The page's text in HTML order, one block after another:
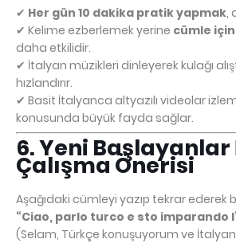
✔ Her gün 10 dakika pratik yapmak,
✔ Kelime ezberlemek yerine cümle
daha etkilidir.
✔ İtalyan müzikleri dinleyerek kulağı
hızlandırır.
✔ Basit İtalyanca altyazılı videolar
konusunda büyük fayda sağlar.
6. Yeni
Çalışma Önerisi
Aşağıdaki cümleyi yazıp tekrar ederek
“Ciao, parlo turco e sto imparando
(Selam, Türkçe konuşuyorum ve